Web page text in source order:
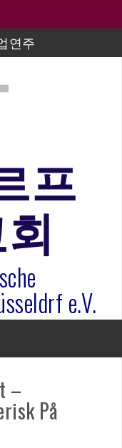
연주
등부 발표
송
1기 수료식
한복음 15:1-17) 손
프
e.V.
–
På